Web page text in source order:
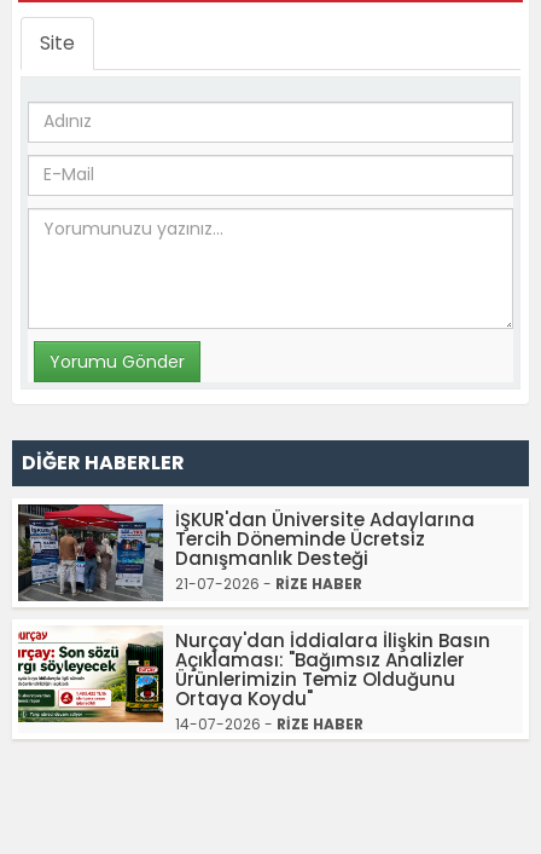
Site
DİĞER HABERLER
İŞKUR'dan Üniversite Adaylarına
Tercih Döneminde Ücretsiz
Danışmanlık Desteği
21-07-2026 - RİZE HABER
Nurçay'dan İddialara İlişkin Basın
Açıklaması: "Bağımsız Analizler
Ürünlerimizin Temiz Olduğunu
Ortaya Koydu"
14-07-2026 - RİZE HABER